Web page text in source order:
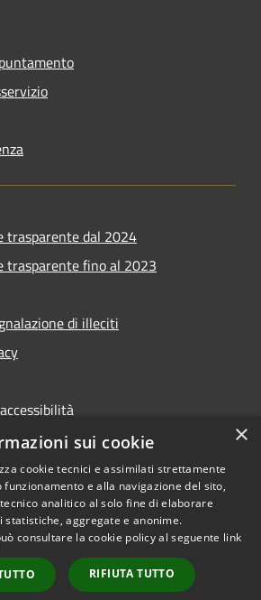
trasparente dal 2024
trasparente fino al 2023
di illeciti
Copyright © 2026 • Comune di
Municipium•
Accesso
×
sui cookie
cookie tecnici e assimilati strettamente
e alla navigazione del sito,
analitico al solo fine di elaborare
statistiche, aggregate e anonime.
consultare la cookie policy al seguente link
RIFIUTA TUTTO